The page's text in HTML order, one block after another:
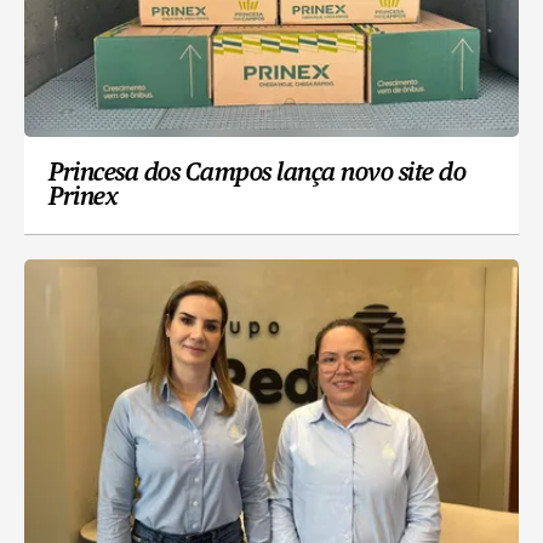
Princesa dos Campos lança novo site do
Prinex